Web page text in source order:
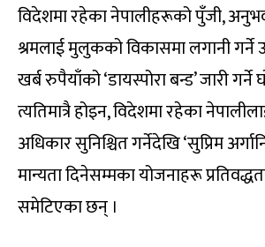
विदेशमा रहेका नेपालीहरूको पुँजी,
श्रमलाई मुलुकको विकासमा लगानी गर्ने
खर्ब रुपैयाँको ‘डायस्पोरा बन्ड’ जारी
त्यतिमात्रै होइन, विदेशमा रहेका
अधिकार सुनिश्चित गर्नेदेखि ‘सुप्रिम
मान्यता दिनेसम्मका योजनाहरू
समेटिएका छन् ।